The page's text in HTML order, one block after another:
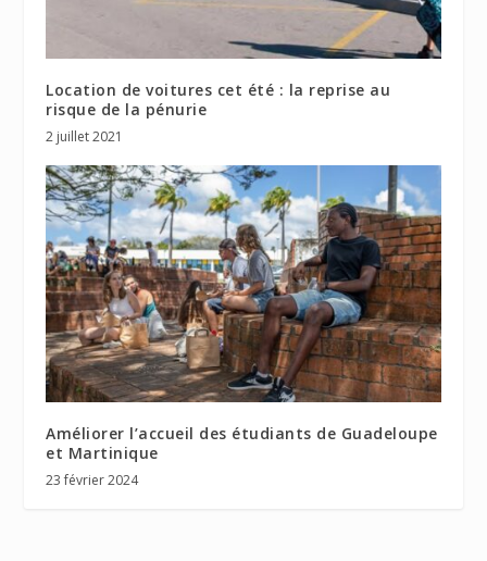
Location de voitures cet été : la reprise au
risque de la pénurie
2 juillet 2021
Améliorer l’accueil des étudiants de Guadeloupe
et Martinique
23 février 2024